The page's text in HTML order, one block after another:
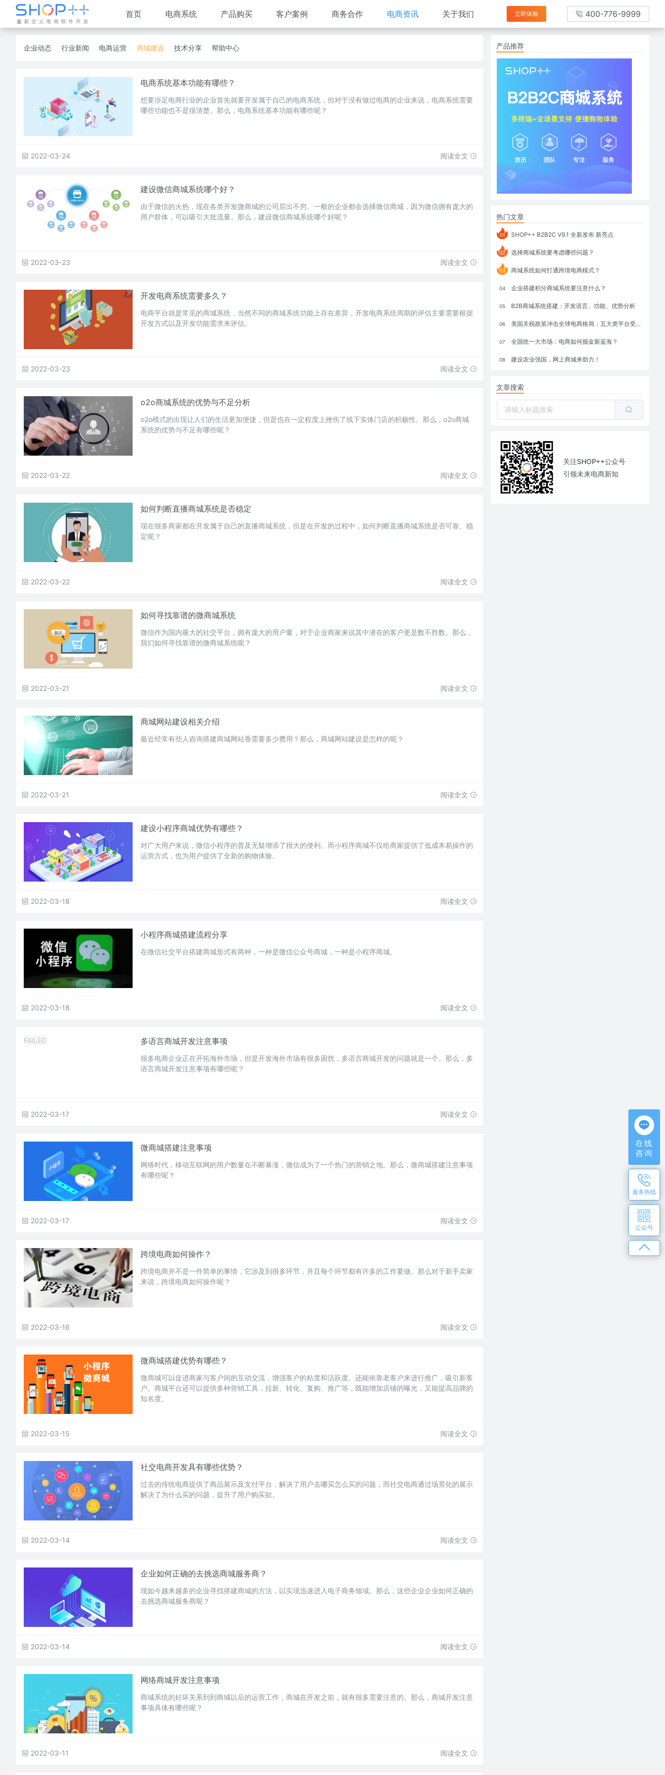
首页 电商系统 产品购买 客户案例 商务合作 电商资讯 关于我们 立即体验 400-776-9999
企业动态 行业新闻 电商运营 商城建设 技术分享 帮助中心
电商系统基本功能有哪些？
想要涉足电商行业的企业首先就要开发属于自己的电商系统，但对于没有做过电商的企业来说，电商系统需要
哪些功能也不是很清楚。那么，电商系统基本功能有哪些呢？
2022-03-24 阅读全文
建设微信商城系统哪个好？
由于微信的火热，现在各类开发微商城的公司层出不穷。一般的企业都会选择微信商城，因为微信拥有庞大的
用户群体，可以吸引大批流量。那么，建设微信商城系统哪个好呢？
2022-03-23 阅读全文
开发电商系统需要多久？
电商平台就是常见的商城系统，当然不同的商城系统功能上存在差异，开发电商系统周期的评估主要需要根据
开发方式以及开发功能需求来评估。
2022-03-23 阅读全文
o2o商城系统的优势与不足分析
o2o模式的出现让人们的生活更加便捷，但是也在一定程度上挫伤了线下实体门店的积极性。那么，o2o商城
系统的优势与不足有哪些呢？
2022-03-22 阅读全文
如何判断直播商城系统是否稳定
现在很多商家都在开发属于自己的直播商城系统，但是在开发的过程中，如何判断直播商城系统是否可靠、稳
定呢？
2022-03-22 阅读全文
如何寻找靠谱的微商城系统
微信作为国内最大的社交平台，拥有庞大的用户量，对于企业商家来说其中潜在的客户更是数不胜数。那么，
我们如何寻找靠谱的微商城系统呢？
2022-03-21 阅读全文
商城网站建设相关介绍
最近经常有些人咨询搭建商城网站香需要多少费用？那么，商城网站建设是怎样的呢？
2022-03-21 阅读全文
建设小程序商城优势有哪些？
对广大用户来说，微信小程序的普及无疑增添了很大的便利。而小程序商城不仅给商家提供了低成本易操作的
运营方式，也为用户提供了全新的购物体验。
2022-03-18 阅读全文
小程序商城搭建流程分享
在微信社交平台搭建商城形式有两种，一种是微信公众号商城，一种是小程序商城。
2022-03-18 阅读全文
FAILED 多语言商城开发注意事项
很多电商企业正在开拓海外市场，但是开发海外市场有很多困扰，多语言商城开发的问题就是一个。那么，多
语言商城开发注意事项有哪些呢？
2022-03-17 阅读全文
微商城搭建注意事项
网络时代，移动互联网的用户数量在不断暴涨，微信成为了一个热门的营销之地。那么，微商城搭建注意事项
有哪些呢？
2022-03-17 阅读全文
跨境电商如何操作？
跨境电商并不是一件简单的事情，它涉及到很多环节，并且每个环节都有许多的工作要做。那么对于新手卖家
来说，跨境电商如何操作呢？
2022-03-16 阅读全文
微商城搭建优势有哪些？
微商城可以促进商家与客户间的互动交流，增强客户的粘度和活跃度。还能依靠老客户来进行推广，吸引新客
户。商城平台还可以提供多种营销工具，拉新、转化、复购、推广等，既能增加店铺的曝光，又能提高品牌的
知名度。
2022-03-15 阅读全文
社交电商开发具有哪些优势？
过去的传统电商提供了商品展示及支付平台，解决了用户去哪买怎么买的问题，而社交电商通过场景化的展示
解决了为什么买的问题，提升了用户购买欲。
2022-03-14 阅读全文
企业如何正确的去挑选商城服务商？
现如今越来越多的企业寻找搭建商城的方法，以实现迅速进入电子商务领域。那么，这些企业企业如何正确的
去挑选商城服务商呢？
2022-03-14 阅读全文
网络商城开发注意事项
商城系统的好坏关系到到商城以后的运营工作，商城在开发之前，就有很多需要注意的。那么，商城开发注意
事项具体有哪些呢？
2022-03-11 阅读全文
产品推荐
热门文章
01 SHOP++ B2B2C V9.1 全新发布 新亮点
02 选择商城系统要考虑哪些问题？
03 商城系统如何打通跨境电商模式？
04 企业搭建积分商城系统要注意什么？
05 B2B商城系统搭建：开发语言、功能、优势分析
06 美国关税政策冲击全球电商格局：五大类平台受重创，转型与自救成关键
07 全国统一大市场：电商如何掘金新蓝海？
08 建设农业强国，网上商城来助力！
文章搜索
关注SHOP++公众号
引领未来电商新知
在线
咨询
服务热线
公众号